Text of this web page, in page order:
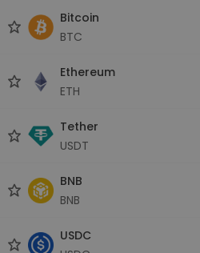
Bitcoin
BTC
Ethereum
ETH
Tether
USDT
BNB
BNB
USDC